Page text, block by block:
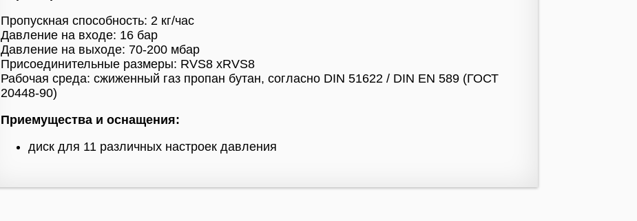
Пропускная способность: 2 кг/час
Давление на входе: 16 бар
Давление на выходе: 70-200 мбар
Присоединительные размеры: RVS8 xRVS8
Рабочая среда: сжиженный газ пропан бутан, согласно DIN 51622 / DIN EN 589 (ГОСТ
20448-90)
Приемущества и оснащения:
диск для 11 различных настроек давления